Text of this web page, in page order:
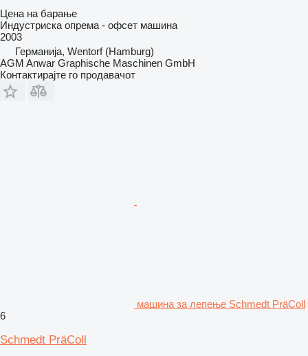
Цена на барање
Индустриска опрема - офсет машина
2003
Германија, Wentorf (Hamburg)
AGM Anwar Graphische Maschinen GmbH
Контактирајте го продавачот
машина за лепење Schmedt PräColl
6
Schmedt PräColl